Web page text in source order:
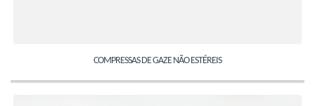
COMPRESSAS DE GAZE NÃO ESTÉREIS